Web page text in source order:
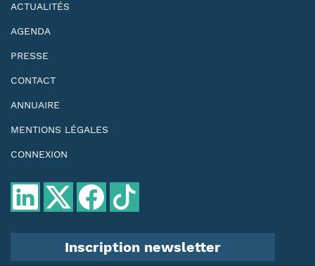
ACTUALITÉS
AGENDA
PRESSE
CONTACT
ANNUAIRE
MENTIONS LÉGALES
CONNEXION
Inscription newsletter